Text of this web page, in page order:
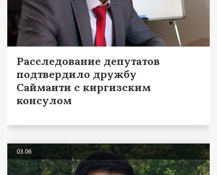
Расследование депутатов
подтвердило дружбу
Саймаити с киргизским
консулом
03.06